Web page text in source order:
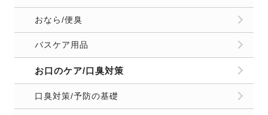
おなら/便臭
バスケア用品
お口のケア/口臭対策
口臭対策/予防の基礎